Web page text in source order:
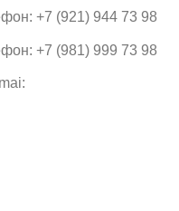
+7 (921) 944 73 98
+7 (981) 999 73 98